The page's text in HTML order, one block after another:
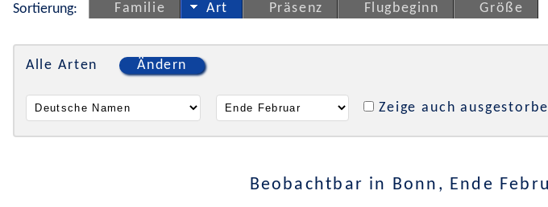
Sortierung: Familie Art Präsenz Flugbeginn Größe
Alle Arten Ändern
Zeige auch
Beobachtbar in Bonn, Ende